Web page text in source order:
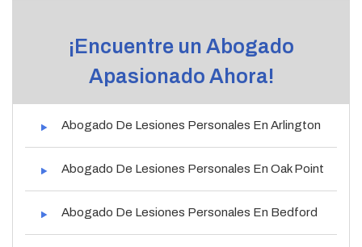
¡Encuentre un Abogado
Apasionado Ahora!
Abogado De Lesiones Personales En Arlington
Abogado De Lesiones Personales En Oak Point
Abogado De Lesiones Personales En Bedford